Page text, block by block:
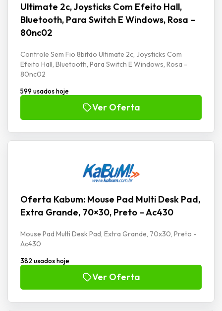
Ultimate 2c, Joysticks Com Efeito Hall,
Bluetooth, Para Switch E Windows, Rosa –
80nc02
Controle Sem Fio 8bitdo Ultimate 2c, Joysticks Com
Efeito Hall, Bluetooth, Para Switch E Windows, Rosa -
80nc02
599 usados hoje
Ver Oferta
Oferta Kabum: Mouse Pad Multi Desk Pad,
Extra Grande, 70×30, Preto – Ac430
Mouse Pad Multi Desk Pad, Extra Grande, 70x30, Preto -
Ac430
382 usados hoje
Ver Oferta